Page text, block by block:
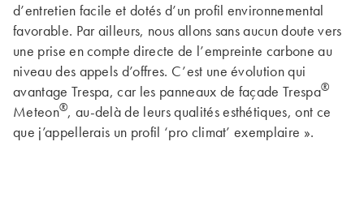
d’entretien facile et dotés d’un profil environne­mental
favorable. Par ailleurs, nous allons sans aucun doute vers
une prise en compte directe de l’empreinte carbone au
niveau des appels d’offres. C’est une évolution qui
avantage Trespa, car les panneaux de façade Trespa®
Meteon®, au-delà de leurs qualités esthétiques, ont ce
que j’appellerais un profil ‘pro climat’ exemplaire ».